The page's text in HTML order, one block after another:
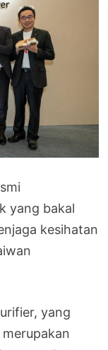
yang bakal
kesihatan
yang